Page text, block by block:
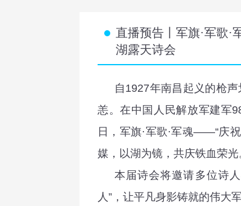
直播预告丨军旗·军歌
湖露天诗会
自1927年南昌起义的枪
恙。在中国人民解放军建军
日，军旗·军歌·军魂——“庆
媒，以湖为镜，共庆铁血荣光
本届诗会将邀请多位诗
人”，让平凡身影铸就的伟大